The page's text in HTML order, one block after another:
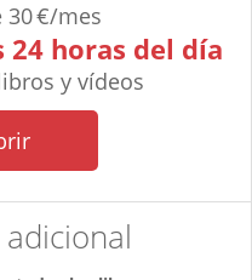
30 €/mes
horas del día
y vídeos